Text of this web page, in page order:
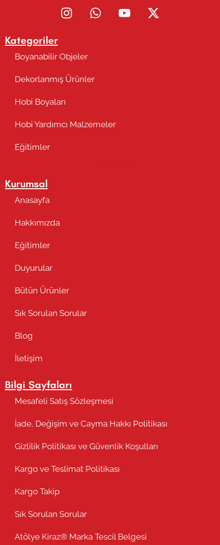
Kategoriler
Boyanabilir Objeler
Dekorlanmış Ürünler
Hobi Boyaları
Hobi Yardımcı Malzemeler
Eğitimler
Kurumsal
Anasayfa
Hakkımızda
Eğitimler
Duyurular
Bütün Ürünler
Sık Sorulan Sorular
Blog
İletişim
Bilgi Sayfaları
Mesafeli Satış Sözleşmesi
İade, Değişim ve Cayma Hakkı Politikası
Gizlilik Politikası ve Güvenlik Koşulları
Kargo ve Teslimat Politikası
Kargo Takip
Sık Sorulan Sorular
Atölye Kiraz® Marka Tescil Belgesi